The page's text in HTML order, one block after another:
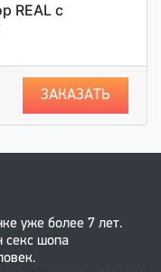
REAL с
ЗАКАЗАТЬ
уже более 7 лет.
секс шопа